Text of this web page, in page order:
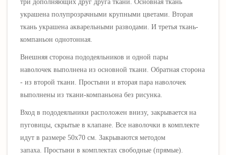
три дополняющих друг друга ткани. Основная ткань
украшена полупрозрачными крупными цветами. Вторая
ткань украшена акварельными разводами. И третья ткань-
компаньон однотонная.
Внешняя сторона пододеяльников и одной пары
наволочек выполнена из основной ткани. Обратная сторона
- из второй ткани. Простыни и вторая пара наволочек
выполнены из ткани-компаньона без рисунка.
Вход в пододеяльники расположен внизу, закрывается на
пуговицы, скрытые в клапане. Все наволочки в комплекте
идут в размере 50х70 см. Закрываются методом
запаха. Простыни в комплектах свободные (прямые).